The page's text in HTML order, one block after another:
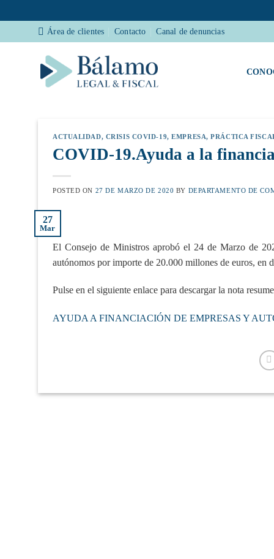
al
Área de clientes Contacto Canal de denuncias
ACTUALIDAD, CRISIS COVID-19,EMPRESA,PRÁCTICA
COVID-19.Ayuda a la
POSTED ON 27 DE MARZO DE 2020 BY DEPARTAMENTO DE
27
Mar
El Consejo de Ministros aprobó el 24 de Marzo de
autónomos por importe de 20.000 millones de euros,
Pulse en el siguiente enlace para descargar la nota
AYUDA A FINANCIACIÓN DE EMPRESAS Y